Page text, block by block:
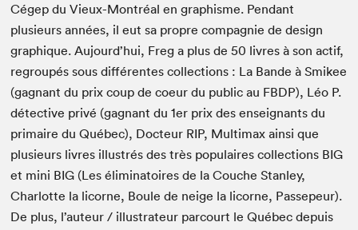
Cégep du Vieux-Montréal en graphisme. Pendant
plusieurs années, il eut sa propre compagnie de design
graphique. Aujourd’hui, Freg a plus de 50 livres à son actif,
regroupés sous différentes collections : La Bande à Smikee
(gagnant du prix coup de coeur du public au FBDP), Léo P.
détective privé (gagnant du 1er prix des enseignants du
primaire du Québec), Docteur RIP, Multimax ainsi que
plusieurs livres illustrés des très populaires collections BIG
et mini BIG (Les éliminatoires de la Couche Stanley,
Charlotte la licorne, Boule de neige la licorne, Passepeur).
De plus, l’auteur / illustrateur parcourt le Québec depuis